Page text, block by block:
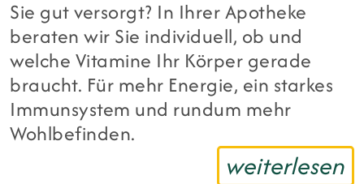
Sie gut versorgt? In Ihrer Apotheke
beraten wir Sie individuell, ob und
welche Vitamine Ihr Körper gerade
braucht. Für mehr Energie, ein starkes
Immunsystem und rundum mehr
Wohlbefinden.
weiterlesen